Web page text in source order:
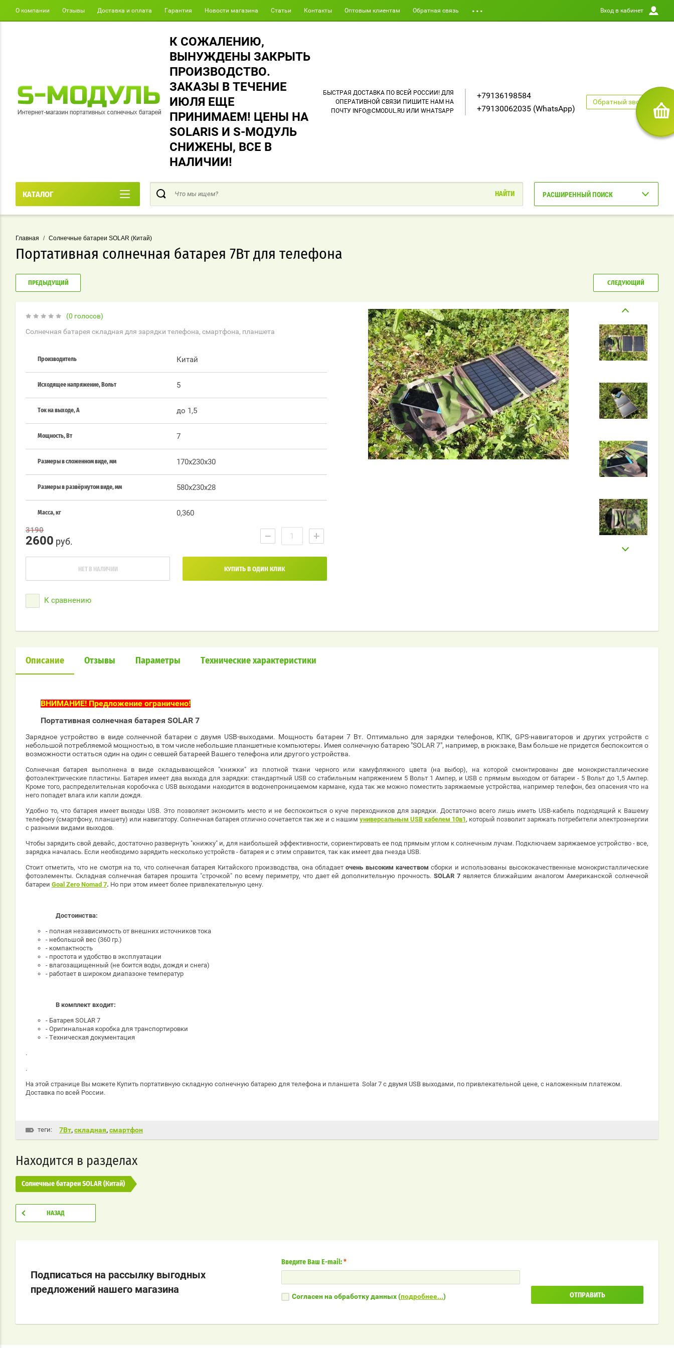
О компании Отзывы Доставка и оплата Гарантия Новости магазина Статьи Контакты Оптовым клиентам Обратная связь Вход в кабинет
К СОЖАЛЕНИЮ,
ВЫНУЖДЕНЫ ЗАКРЫТЬ
ПРОИЗВОДСТВО.
ЗАКАЗЫ В ТЕЧЕНИЕ
ИЮЛЯ ЕЩЕ
ПРИНИМАЕМ! ЦЕНЫ НА
SOLARIS И S-МОДУЛЬ
СНИЖЕНЫ, ВСЕ В
НАЛИЧИИ!
БЫСТРАЯ ДОСТАВКА ПО ВСЕЙ РОССИИ! ДЛЯ
ОПЕРАТИВНОЙ СВЯЗИ ПИШИТЕ НАМ НА
ПОЧТУ INFO@CMODUL.RU ИЛИ WHATSAPP
+79136198584
+79130062035 (WhatsApp)
Обратный звонок
КАТАЛОГ РАСШИРЕННЫЙ ПОИСК
Главная / Солнечные батареи SOLAR (Китай)
Портативная солнечная батарея 7Вт для телефона
ПРЕДЫДУЩИЙ СЛЕДУЮЩИЙ
(0 голосов)
Солнечная батарея складная для зарядки телефона, смартфона, планшета
Производитель Китай
Исходящее напряжение, Вольт 5
Ток на выходе, А до 1,5
Мощность, Вт 7
Размеры в сложенном виде, мм 170х230х30
Размеры в развёрнутом виде, мм 580х230х28
Масса, кг
0,360
3190
2600 руб. − +
НЕТ В НАЛИЧИИ КУПИТЬ В ОДИН КЛИК
К сравнению
Описание Отзывы Параметры Технические характеристики
ВНИМАНИЕ! Предложение ограничено!
Портативная солнечная батарея SOLAR 7
Зарядное устройство в виде солнечной батареи с двумя USB-выходами. Мощность батареи 7 Вт. Оптимально для зарядки телефонов, КПК, GPS-навигаторов и других устройств с
небольшой потребляемой мощностью, в том числе небольшие планшетные компьютеры. Имея солнечную батарею "SOLAR 7", например, в рюкзаке, Вам больше не придется беспокоится о
возможности остаться один на один с севшей батареей Вашего телефона или другого устройства.
Солнечная батарея выполнена в виде складывающейся "книжки" из плотной ткани черного или камуфляжного цвета (на выбор), на которой смонтированы две монокристаллические
фотоэлектрические пластины. Батарея имеет два выхода для зарядки: стандартный USB со стабильным напряжением 5 Вольт 1 Ампер, и USB с прямым выходом от батареи - 5 Вольт до 1,5 Ампер.
Кроме того, распределительная коробочка с USB выходами находится в водонепроницаемом кармане, куда так же можно поместить заряжаемые устройства, например телефон, без опасения что на
него попадет влага или капли дождя.
Удобно то, что батарея имеет выходы USB. Это позволяет экономить место и не беспокоиться о куче переходников для зарядки. Достаточно всего лишь иметь USB-кабель подходящий к Вашему
телефону (смартфону, планшету) или навигатору. Солнечная батарея отлично сочетается так же и с нашим универсальным USB кабелем 10в1, который позволит заряжать потребители электроэнергии
с разными видами выходов.
Чтобы зарядить свой девайс, достаточно развернуть "книжку" и, для наибольшей эффективности, сориентировать ее под прямым углом к солнечным лучам. Подключаем заряжаемое устройство - все,
зарядка началась. Если необходимо зарядить несколько устройств - батарея и с этим справится, так как имеет два гнезда USB.
Стоит отметить, что не смотря на то, что солнечная батарея Китайского производства, она обладаеточень высоким качеством сборки и использованы высококачественные монокристаллические
фотоэлементы. Складная солнечная батарея прошита "строчкой" по всему периметру, что дает ей дополнительную прочность.SOLAR 7 является ближайшим аналогом Американской солнечной
батареи Goal Zero Nomad 7. Но при этом имеет более привлекательную цену.
Достоинства:
- полная независимость от внешних источников тока
- небольшой вес (360 гр.)
- компактность
- простота и удобство в эксплуатации
- влагозащищенный (не боится воды, дождя и снега)
- работает в широком диапазоне температур
В комплект входит:
- Батарея SOLAR 7
- Оригинальная коробка для транспортировки
- Техническая документация
.
.
На этой странице Вы можете Купить портативную складную солнечную батарею для телефона и планшета Solar 7 с двумя USB выходами, по привлекательной цене, с наложенным платежом.
Доставка по всей России.
теги: 7Вт,складная,смартфон
Находится в разделах
Солнечные батареи SOLAR (Китай)
НАЗАД
Подписаться на рассылку выгодных
предложений нашего магазина
Введите Ваш E-mail: *
Согласен на обработку данных (подробнее...) ОТПРАВИТЬ